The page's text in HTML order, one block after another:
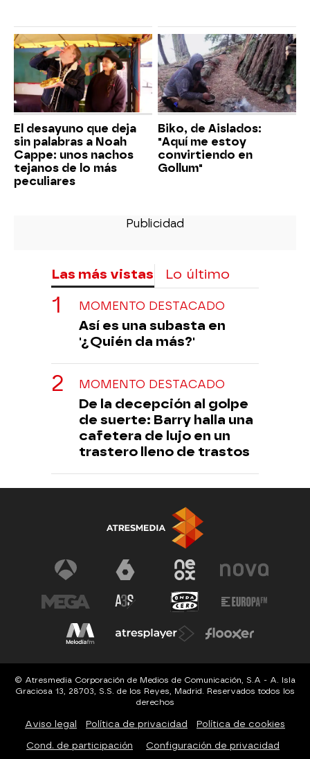
El desayuno que deja
sin palabras a Noah
Cappe: unos nachos
tejanos de lo más
peculiares
Biko, de Aislados:
"Aquí me estoy
convirtiendo en
Gollum"
Las más vistas Lo último
MOMENTO DESTACADO
Así es una subasta en
'¿Quién da más?'
MOMENTO DESTACADO
De la decepción al golpe
de suerte: Barry halla una
cafetera de lujo en un
trastero lleno de trastos
© Atresmedia Corporación de Medios de Comunicación, S.A - A. Isla
Graciosa 13, 28703, S.S. de los Reyes, Madrid. Reservados todos los
derechos
Aviso legal Política de privacidad Política de cookies
Cond. de participación Configuración de privacidad